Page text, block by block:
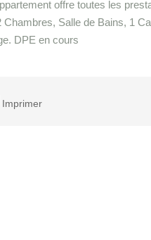
offre toutes les
Salle de Bains, 1
DPE en cours
Imprimer